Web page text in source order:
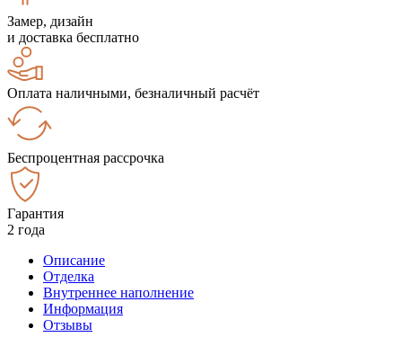
Замер, дизайн
и доставка бесплатно
Оплата наличными, безналичный расчёт
Беспроцентная рассрочка
Гарантия
2 года
Описание
Отделка
Внутреннее наполнение
Информация
Отзывы